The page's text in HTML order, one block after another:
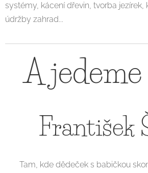
systémy, kácení dřevin, tvorba jezírek,
údržby zahrad...
A jedeme
František
Tam, kde dědeček s babičkou